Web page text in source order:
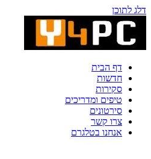
דלג לתוכן
דף הבית
חדשות
סקירות
טיפים ומדריכים
סירטונים
צרו קשר
אנחנו בטלגרם